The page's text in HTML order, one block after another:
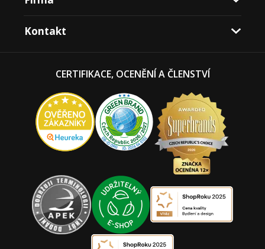
Kontakt
CERTIFIKACE, OCENĚNÍ A ČLENSTVÍ